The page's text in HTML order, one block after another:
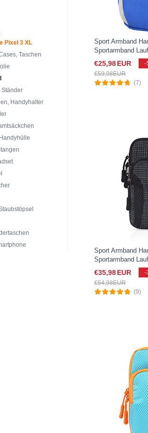
Pixel 3 XL
Taschen
Ständer
Handyhalter
Sport Armband
Sportarmband
A11 für Google
€25,98EUR
-
€59,98EUR
(7)
Sport Armband
Sportarmband
A09 für Google
€35,98EUR
-
€54,98EUR
(9)